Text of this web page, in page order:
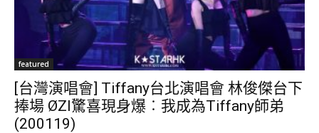
featured
[台灣演唱會] Tiffany台北演唱會 林俊傑台下
捧場 ØZI驚喜現身爆︰我成為Tiffany師弟
(200119)